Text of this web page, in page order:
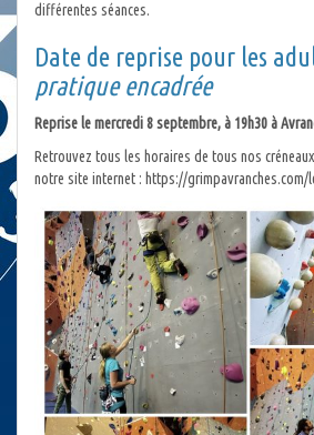
différentes séances.
Date de reprise pour les
pratique encadrée
Reprise le mercredi 8 septembre, à 19h30 à
Retrouvez tous les horaires de tous nos
notre site internet : https://grimpavranches.com/